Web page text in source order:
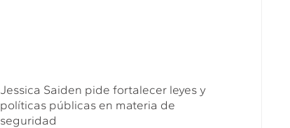
Jessica Saiden pide fortalecer leyes y
políticas públicas en materia de
seguridad